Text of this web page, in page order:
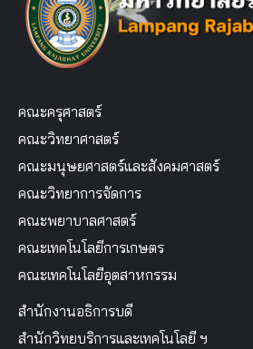
คณะครุศาสตร์
คณะวิทยาศาสตร์
คณะมนุษยศาสตร์และสังคมศาสตร์
คณะวิทยาการจัดการ
คณะพยาบาลศาสตร์
คณะเทคโนโลยีการเกษตร
คณะเทคโนโลยีอุตสาหกรรม
สำนักงานอธิการบดี
สำนักวิทยบริการและเทคโนโลยี ฯ